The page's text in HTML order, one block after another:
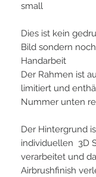
small
Dies ist kein
Bild sondern
Handarbeit
Der Rahmen ist
limitiert und
Nummer unten
Der Hintergrund
individuellen 3D
verarbeitet und
Airbrushfinish